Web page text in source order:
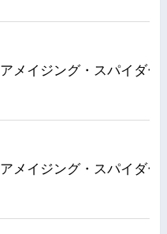
アメイジング・スパイダー
アメイジング・スパイダー